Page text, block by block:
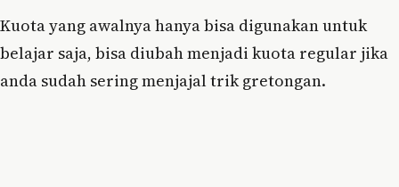
Kuota yang awalnya hanya bisa digunakan untuk
belajar saja, bisa diubah menjadi kuota regular jika
anda sudah sering menjajal trik gretongan.